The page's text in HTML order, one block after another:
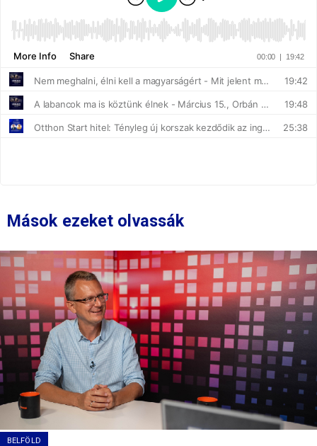
Mások ezeket olvassák
BELFÖLD